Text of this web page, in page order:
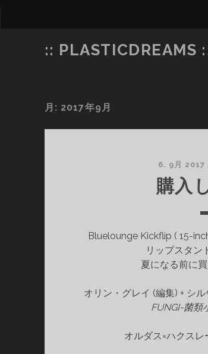
:: PLASTICDREAMS
月: 2017年9月
6. 9月 2017
購入
Bluelounge Kickflip ( 15-
リップスタン
夏になる前に
オリン・グレイ (編集) + シ
FUNGI-菌類
オルダス=ハクス